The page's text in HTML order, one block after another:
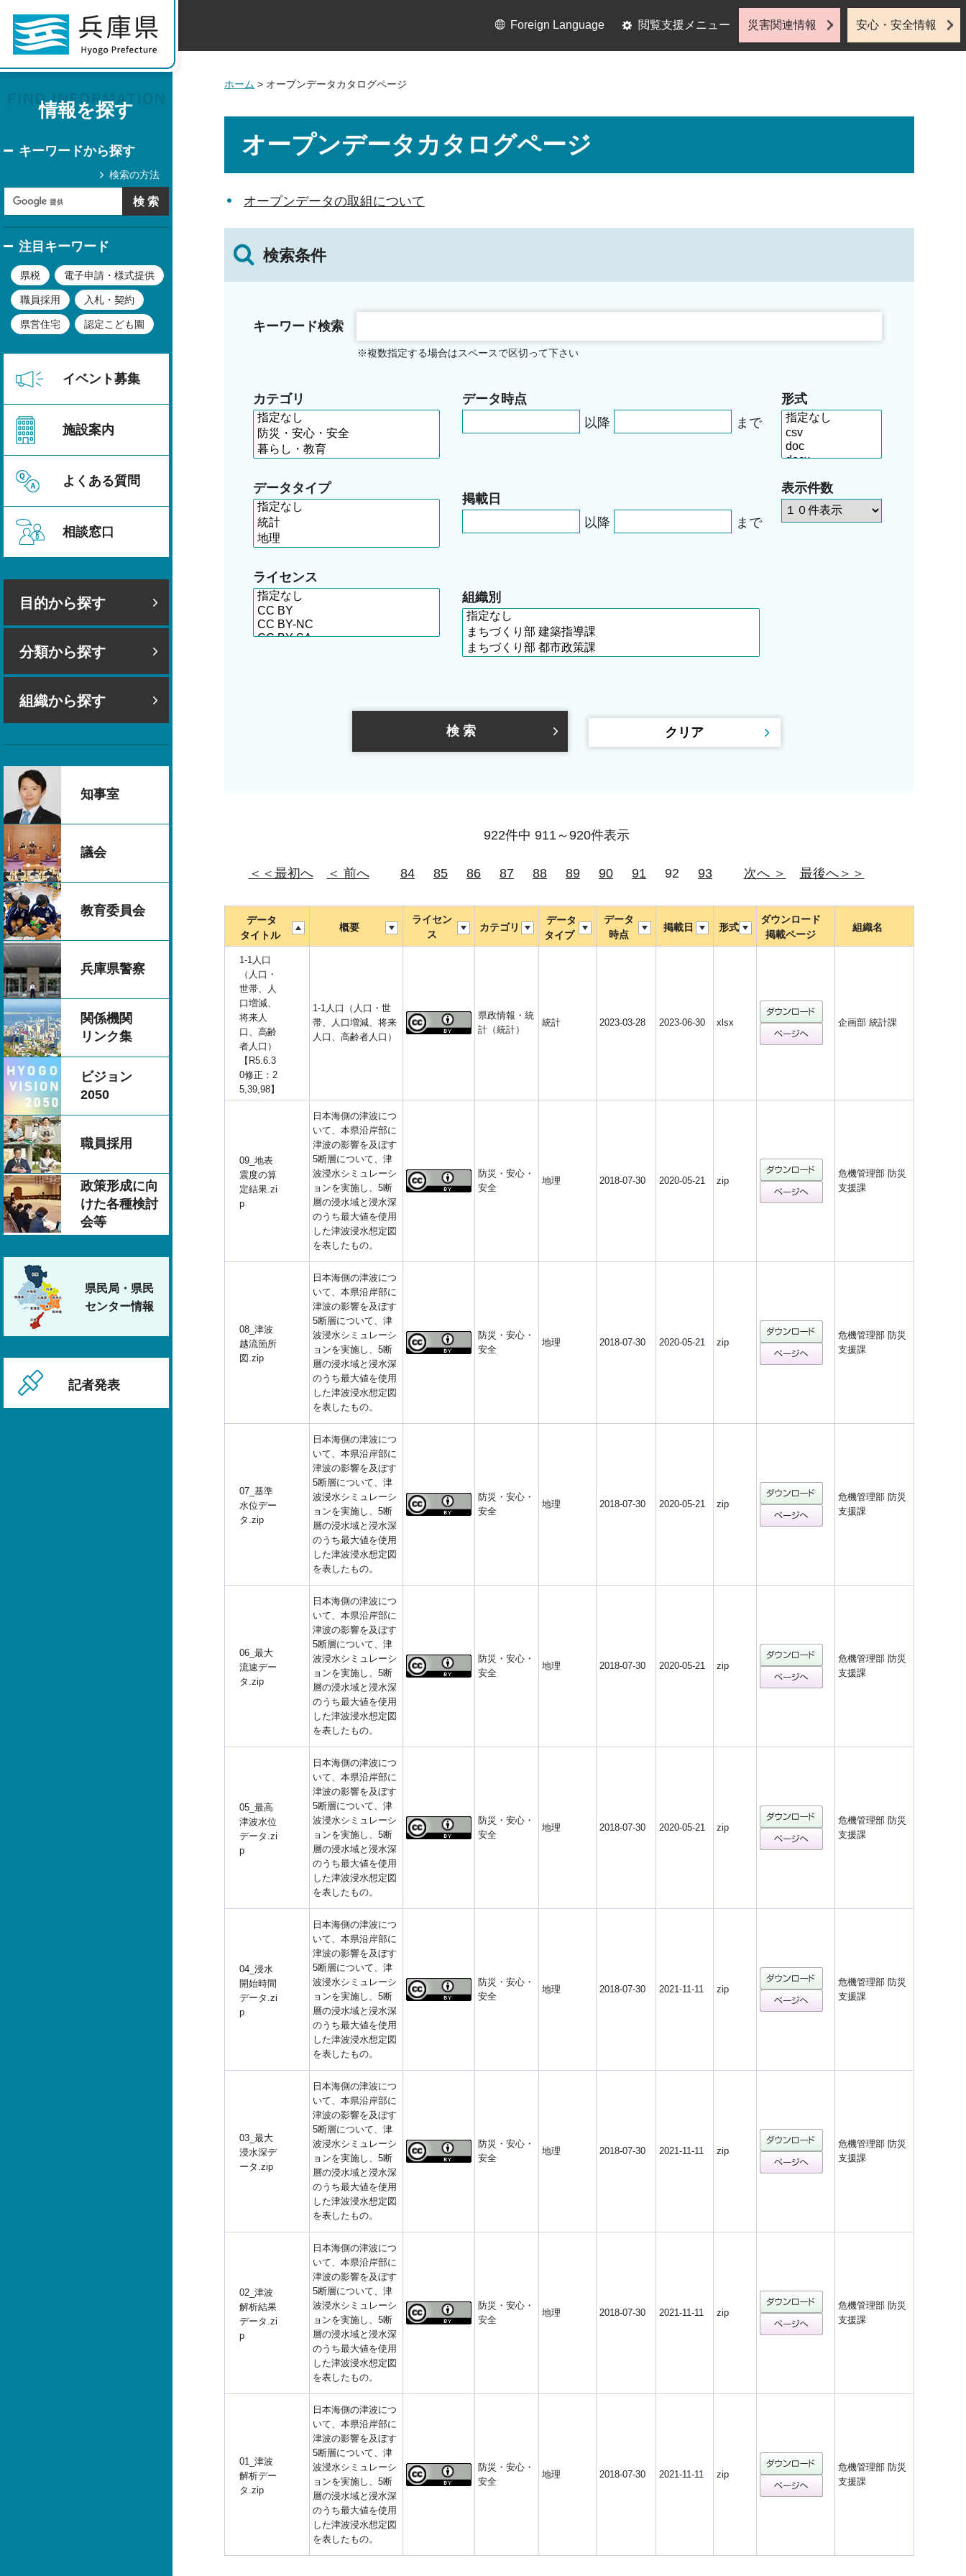
情報を探す
キーワードから探す
検索の方法
注目キーワード
県税 電子申請・様式提供
職員採用 入札・契約
県営住宅 認定こども園
イベント募集
施設案内
よくある質問
相談窓口
目的から探す
分類から探す
組織から探す
知事室
議会
教育委員会
兵庫県警察
関係機関
リンク集
ビジョン
2050
職員採用
政策形成に向
けた各種検討
会等
県民局・県民
センター情報
記者発表
Foreign Language 閲覧支援メニュー 災害関連情報 安心・安全情報
ホーム > オープンデータカタログページ
オープンデータカタログページ
オープンデータの取組について
検索条件
キーワード検索
※複数指定する場合はスペースで区切って下さい
カテゴリ
データタイプ
ライセンス
データ時点
以降
まで
掲載日
以降
まで
形式
表示件数
組織別
922件中 911～920件表示
＜＜最初へ ＜ 前へ 84 85 86 87 88 89 90 91 92 93 次へ ＞ 最後へ＞＞
データ
タイトル
概要
ライセン
ス
カテゴリ
データ
タイプ
データ
時点
掲載日 形式
ダウンロード
掲載ページ
組織名
1-1人口
（人口・
世帯、人
口増減、
将来人
口、高齢
者人口）
【R5.6.3
0修正：2
5,39,98】
1-1人口（人口・世
帯、人口増減、将来
人口、高齢者人口）
県政情報・統
計（統計）
統計 2023-03-28 2023-06-30 xlsx 企画部 統計課
09_地表
震度の算
定結果.zi
p
日本海側の津波につ
いて、本県沿岸部に
津波の影響を及ぼす
5断層について、津
波浸水シミュレーシ
ョンを実施し、5断
層の浸水域と浸水深
のうち最大値を使用
した津波浸水想定図
を表したもの。
防災・安心・
安全
地理 2018-07-30 2020-05-21 zip
危機管理部 防災
支援課
08_津波
越流箇所
図.zip
日本海側の津波につ
いて、本県沿岸部に
津波の影響を及ぼす
5断層について、津
波浸水シミュレーシ
ョンを実施し、5断
層の浸水域と浸水深
のうち最大値を使用
した津波浸水想定図
を表したもの。
防災・安心・
安全
地理 2018-07-30 2020-05-21 zip
危機管理部 防災
支援課
07_基準
水位デー
タ.zip
日本海側の津波につ
いて、本県沿岸部に
津波の影響を及ぼす
5断層について、津
波浸水シミュレーシ
ョンを実施し、5断
層の浸水域と浸水深
のうち最大値を使用
した津波浸水想定図
を表したもの。
防災・安心・
安全
地理 2018-07-30 2020-05-21 zip
危機管理部 防災
支援課
06_最大
流速デー
タ.zip
日本海側の津波につ
いて、本県沿岸部に
津波の影響を及ぼす
5断層について、津
波浸水シミュレーシ
ョンを実施し、5断
層の浸水域と浸水深
のうち最大値を使用
した津波浸水想定図
を表したもの。
防災・安心・
安全
地理 2018-07-30 2020-05-21 zip
危機管理部 防災
支援課
05_最高
津波水位
データ.zi
p
日本海側の津波につ
いて、本県沿岸部に
津波の影響を及ぼす
5断層について、津
波浸水シミュレーシ
ョンを実施し、5断
層の浸水域と浸水深
のうち最大値を使用
した津波浸水想定図
を表したもの。
防災・安心・
安全
地理 2018-07-30 2020-05-21 zip
危機管理部 防災
支援課
04_浸水
開始時間
データ.zi
p
日本海側の津波につ
いて、本県沿岸部に
津波の影響を及ぼす
5断層について、津
波浸水シミュレーシ
ョンを実施し、5断
層の浸水域と浸水深
のうち最大値を使用
した津波浸水想定図
を表したもの。
防災・安心・
安全
地理 2018-07-30 2021-11-11 zip
危機管理部 防災
支援課
03_最大
浸水深デ
ータ.zip
日本海側の津波につ
いて、本県沿岸部に
津波の影響を及ぼす
5断層について、津
波浸水シミュレーシ
ョンを実施し、5断
層の浸水域と浸水深
のうち最大値を使用
した津波浸水想定図
を表したもの。
防災・安心・
安全
地理 2018-07-30 2021-11-11 zip
危機管理部 防災
支援課
02_津波
解析結果
データ.zi
p
日本海側の津波につ
いて、本県沿岸部に
津波の影響を及ぼす
5断層について、津
波浸水シミュレーシ
ョンを実施し、5断
層の浸水域と浸水深
のうち最大値を使用
した津波浸水想定図
を表したもの。
防災・安心・
安全
地理 2018-07-30 2021-11-11 zip
危機管理部 防災
支援課
01_津波
解析デー
タ.zip
日本海側の津波につ
いて、本県沿岸部に
津波の影響を及ぼす
5断層について、津
波浸水シミュレーシ
ョンを実施し、5断
層の浸水域と浸水深
のうち最大値を使用
した津波浸水想定図
を表したもの。
防災・安心・
安全
地理 2018-07-30 2021-11-11 zip
危機管理部 防災
支援課